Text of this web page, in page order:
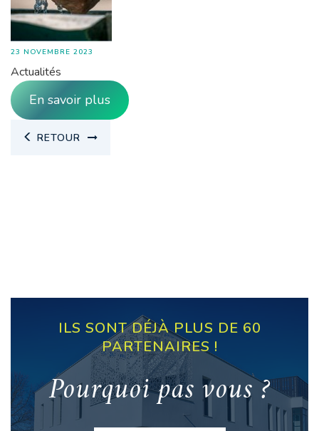
23 NOVEMBRE 2023
Actualités
En savoir plus
RETOUR
ILS SONT DÉJÀ PLUS DE 60
PARTENAIRES !
Pourquoi pas vous ?